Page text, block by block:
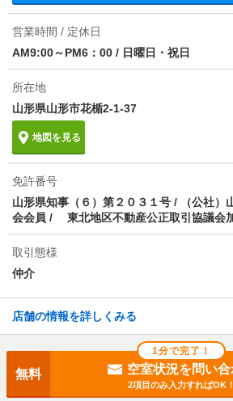
この物件にお問い合
4.9万円 (管理費 3500円)
敷
ワンルーム｜28.65m²｜1階/3階建
次回更新予定日 2026/08/20
ーネット初期設定費5500円
営業時間 / 定休日
AM9:00～PM6：00 / 日曜日・祝日
所在地
山形県山形市花楯2-1-37
地図を見る
免許番号
山形県知事（６）第２０３１号 / （公社）
会会員 / 東北地区不動産公正取引協議会
取引態様
仲介
店舗の情報を詳しくみる
1分で完了！
無料 空室状況を問い合
2項目のみ入力すればOK！